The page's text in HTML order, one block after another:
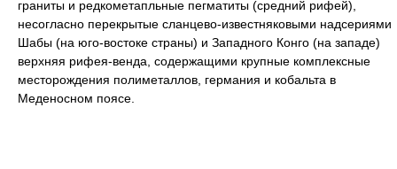
граниты и редкометапльные пегматиты (средний рифей),
несогласно перекрытые сланцево-известняковыми надсериями
Шабы (на юго-востоке страны) и Западного Конго (на западе)
верхняя рифея-венда, содержащими крупные комплексные
месторождения полиметаллов, германия и кобальта в
Меденосном поясе.